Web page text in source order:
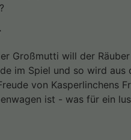
Großmutti will der
im Spiel und so wird aus
von Kasperlinchens
ist - was für ein